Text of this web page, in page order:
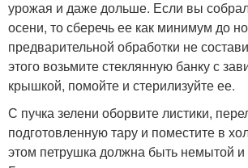
урожая и даже дольше. Если вы
осени, то сберечь ее как минимум до
предварительной обработки не
этого возьмите стеклянную банку с
крышкой, помойте и стерилизуйте ее.
С пучка зелени оборвите листики,
подготовленную тару и поместите в
этом петрушка должна быть немытой и